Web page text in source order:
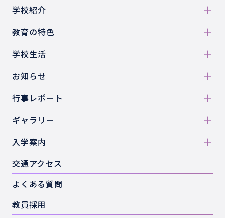
学校紹介
教育の特色
学校生活
お知らせ
行事レポート
ギャラリー
入学案内
交通アクセス
よくある質問
教員採用